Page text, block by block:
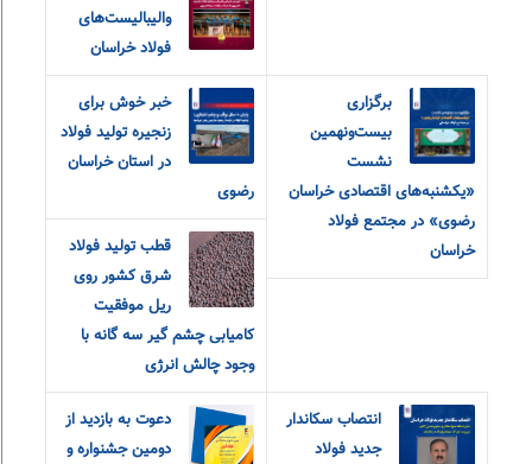
والیبالیست‌های
فولاد خراسان
برگزاری
بیست‌ونهمین
نشست
«یکشنبه‌های اقتصادی خراسان
رضوی» در مجتمع فولاد
خراسان
خبر خوش برای
زنجیره تولید فولاد
در استان خراسان
رضوی
قطب تولید فولاد
شرق کشور روی
ریل موفقیت
کامیابی چشم گیر سه گانه با
وجود چالش انرژی
انتصاب سکاندار
جدید فولاد
دعوت به بازدید از
دومین جشنواره و